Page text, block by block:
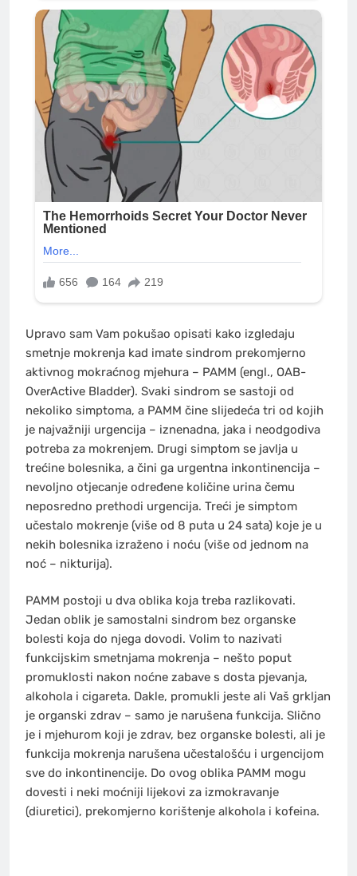
Upravo sam Vam pokušao opisati kako izgledaju
smetnje mokrenja kad imate sindrom prekomjerno
aktivnog mokraćnog mjehura – PAMM (engl., OAB-
OverActive Bladder). Svaki sindrom se sastoji od
nekoliko simptoma, a PAMM čine slijedeća tri od kojih
je najvažniji urgencija – iznenadna, jaka i neodgodiva
potreba za mokrenjem. Drugi simptom se javlja u
trećine bolesnika, a čini ga urgentna inkontinencija –
nevoljno otjecanje određene količine urina čemu
neposredno prethodi urgencija. Treći je simptom
učestalo mokrenje (više od 8 puta u 24 sata) koje je u
nekih bolesnika izraženo i noću (više od jednom na
noć – nikturija).
PAMM postoji u dva oblika koja treba razlikovati.
Jedan oblik je samostalni sindrom bez organske
bolesti koja do njega dovodi. Volim to nazivati
funkcijskim smetnjama mokrenja – nešto poput
promuklosti nakon noćne zabave s dosta pjevanja,
alkohola i cigareta. Dakle, promukli jeste ali Vaš grkljan
je organski zdrav – samo je narušena funkcija. Slično
je i mjehurom koji je zdrav, bez organske bolesti, ali je
funkcija mokrenja narušena učestalošću i urgencijom
sve do inkontinencije. Do ovog oblika PAMM mogu
dovesti i neki moćniji lijekovi za izmokravanje
(diuretici), prekomjerno korištenje alkohola i kofeina.